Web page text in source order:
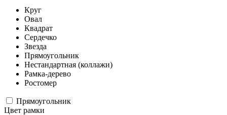
Круг
Овал
Квадрат
Сердечко
Звезда
Прямоугольник
Нестандартная (коллажи)
Рамка-дерево
Ростомер
Прямоугольник
Цвет рамки